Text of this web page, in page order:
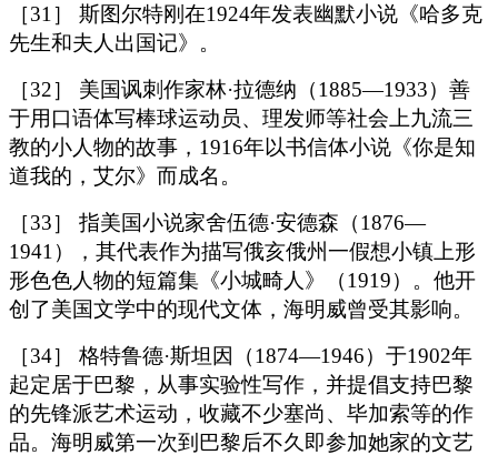
［31］ 斯图尔特刚在1924年发表幽默小说《哈多克
先生和夫人出国记》。
［32］ 美国讽刺作家林·拉德纳（1885—1933）善
于用口语体写棒球运动员、理发师等社会上九流三
教的小人物的故事，1916年以书信体小说《你是知
道我的，艾尔》而成名。
［33］ 指美国小说家舍伍德·安德森（1876—
1941），其代表作为描写俄亥俄州一假想小镇上形
形色色人物的短篇集《小城畸人》（1919）。他开
创了美国文学中的现代文体，海明威曾受其影响。
［34］ 格特鲁德·斯坦因（1874—1946）于1902年
起定居于巴黎，从事实验性写作，并提倡支持巴黎
的先锋派艺术运动，收藏不少塞尚、毕加索等的作
品。海明威第一次到巴黎后不久即参加她家的文艺